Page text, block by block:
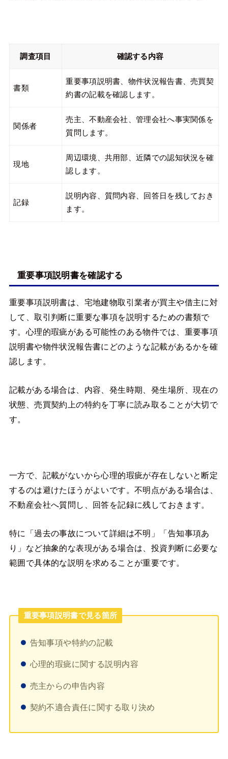
調査項目 確認する内容
書類
重要事項説明書、物件状況報告書、売買契
約書の記載を確認します。
関係者
売主、不動産会社、管理会社へ事実関係を
質問します。
現地
周辺環境、共用部、近隣での認知状況を確
認します。
記録
説明内容、質問内容、回答日を残しておき
ます。
重要事項説明書を確認する
重要事項説明書は、宅地建物取引業者が買主や借主に対
して、取引判断に重要な事項を説明するための書類で
す。心理的瑕疵がある可能性のある物件では、重要事項
説明書や物件状況報告書にどのような記載があるかを確
認します。
記載がある場合は、内容、発生時期、発生場所、現在の
状態、売買契約上の特約を丁寧に読み取ることが大切で
す。
一方で、記載がないから心理的瑕疵が存在しないと断定
するのは避けたほうがよいです。不明点がある場合は、
不動産会社へ質問し、回答を記録に残しておきます。
特に「過去の事故について詳細は不明」「告知事項あ
り」など抽象的な表現がある場合は、投資判断に必要な
範囲で具体的な説明を求めることが重要です。
重要事項説明書で見る箇所
告知事項や特約の記載
心理的瑕疵に関する説明内容
売主からの申告内容
契約不適合責任に関する取り決め